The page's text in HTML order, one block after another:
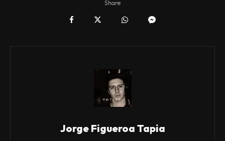
Share
Jorge Figueroa Tapia